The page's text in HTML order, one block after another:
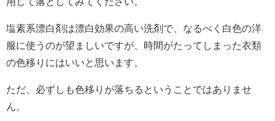
塩素系漂白剤は漂白効果の高い洗剤で、なるべく白色の洋
服に使うのが望ましいですが、時間がたってしまった衣類
の色移りにはいいと思います。
ただ、必ずしも色移りが落ちるということではありませ
ん。